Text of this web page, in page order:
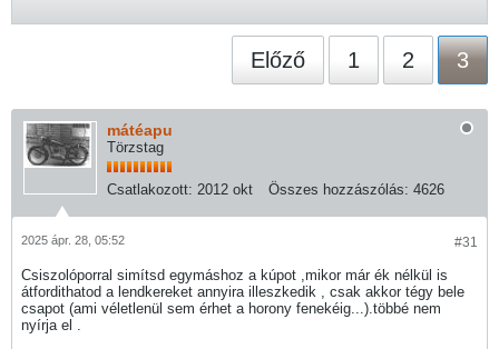
Előző 1 2 3
mátéapu
Törzstag
Csatlakozott: 2012 okt Összes hozzászólás: 4626
#31
2025 ápr. 28, 05:52
Csiszolóporral simítsd egymáshoz a kúpot ,mikor már ék nélkül is
átfordithatod a lendkereket annyira illeszkedik , csak akkor tégy bele
csapot (ami véletlenül sem érhet a horony fenekéig...).többé nem
nyírja el .